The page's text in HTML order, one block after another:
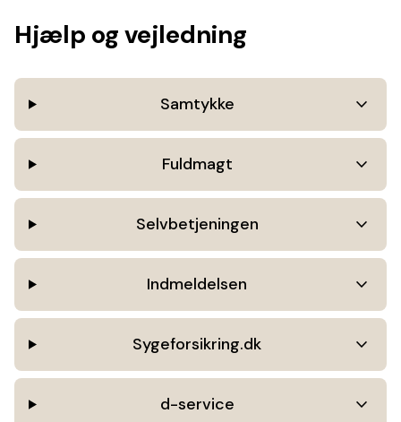
Hjælp og vejledning
Samtykke
Fuldmagt
Selvbetjeningen
Indmeldelsen
Sygeforsikring.dk
d-service